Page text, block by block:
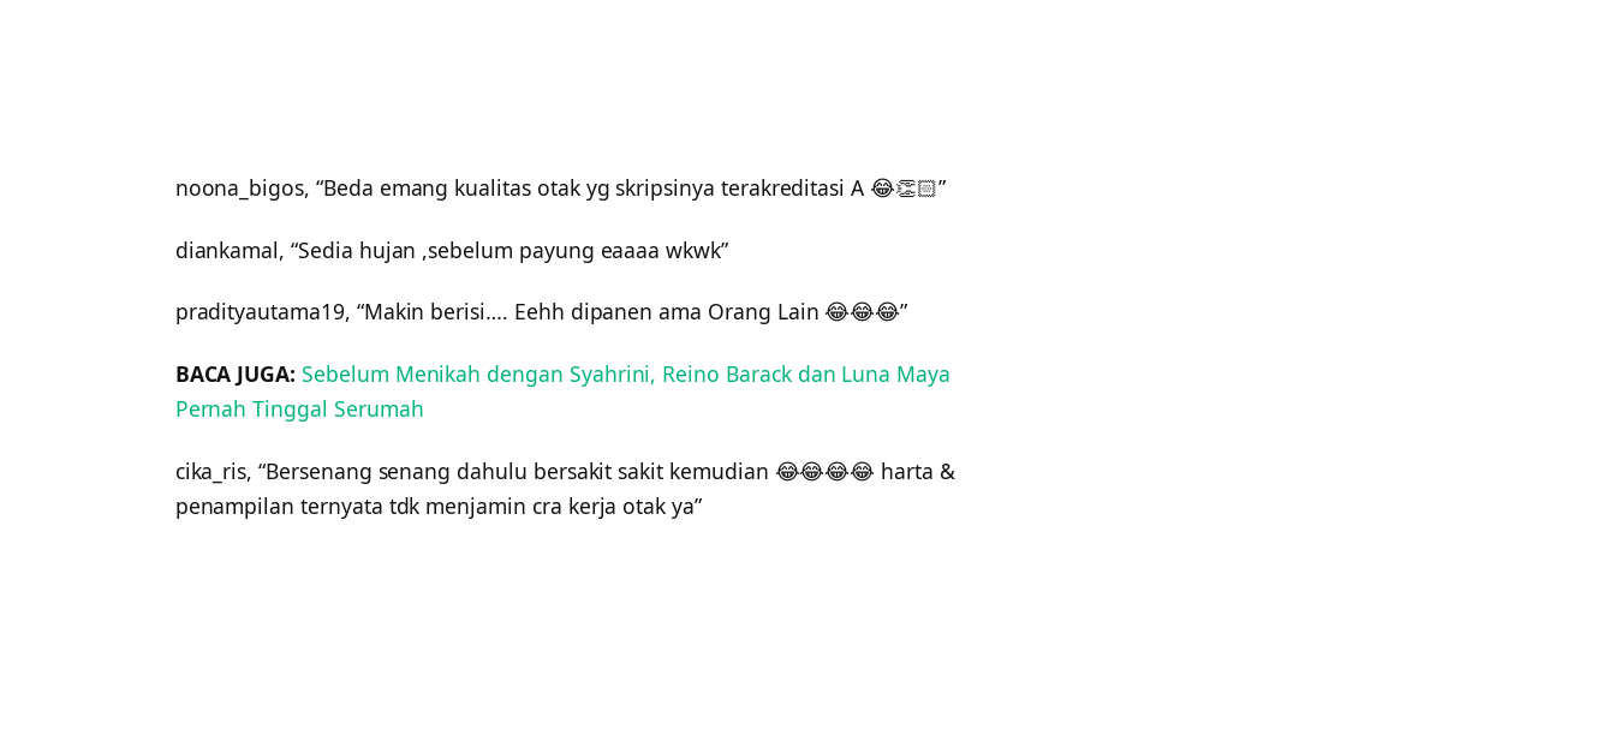
noona_bigos, “Beda emang kualitas otak yg skripsinya terakreditasi A 😂👏🏻”
diankamal, “Sedia hujan ,sebelum payung eaaaa wkwk”
pradityautama19, “Makin berisi…. Eehh dipanen ama Orang Lain 😂😂😂”
BACA JUGA: Sebelum Menikah dengan Syahrini, Reino Barack dan Luna Maya
Pernah Tinggal Serumah
cika_ris, “Bersenang senang dahulu bersakit sakit kemudian 😂😂😂😂 harta &
penampilan ternyata tdk menjamin cra kerja otak ya”